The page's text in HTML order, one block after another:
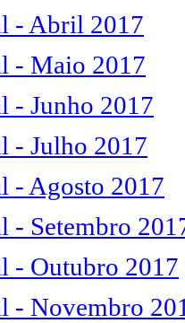
- Abril 2017
- Maio 2017
- Junho 2017
- Julho 2017
- Agosto 2017
- Setembro
- Outubro 2017
- Novembro